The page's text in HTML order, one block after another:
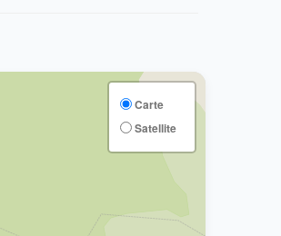
Carte
Satellite